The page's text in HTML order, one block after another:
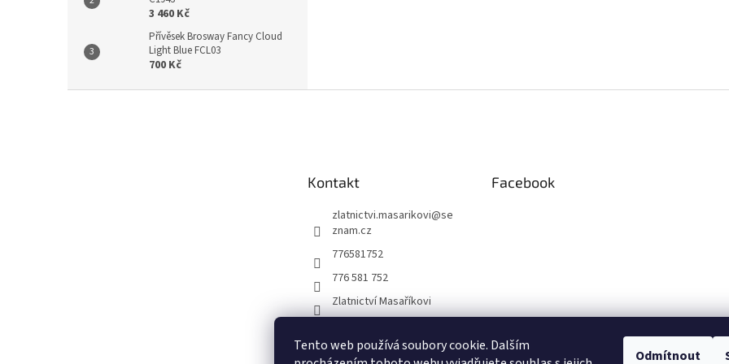
Tento web používá soubory cookie. Dalším
Odmítnout
3 460 Kč
Přívěsek Brosway Fancy Cloud
Light Blue FCL03
700 Kč
Kontakt
zlatnictvi.masarikovi@se
znam.cz
776581752
776 581 752
Zlatnictví Masaříkovi
Facebook
Formuláře